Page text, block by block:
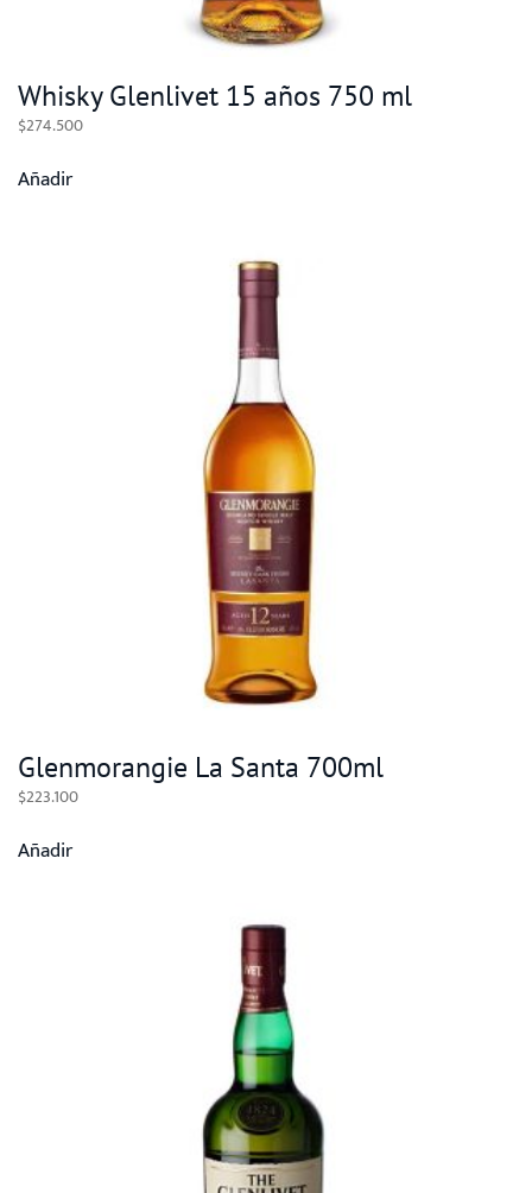
Whisky Glenlivet 15 años 750 ml
$274.500
Añadir
Glenmorangie La Santa 700ml
$223.100
Añadir